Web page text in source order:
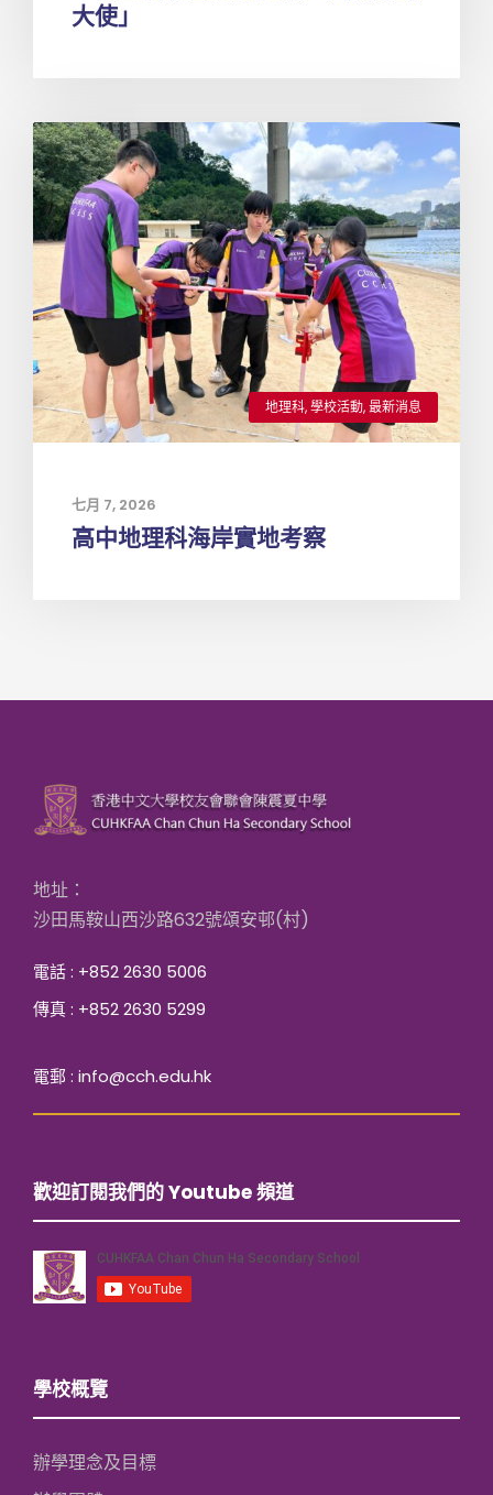
大使」
地理科,學校活動,最新消息
七月 7, 2026
高中地理科海岸實地考察
地址：
沙田馬鞍山西沙路632號頌安邨(村)
電話 : +852 2630 5006
傳真 : +852 2630 5299
電郵 : info@cch.edu.hk
歡迎訂閱我們的 Youtube 頻道
學校概覽
辦學理念及目標